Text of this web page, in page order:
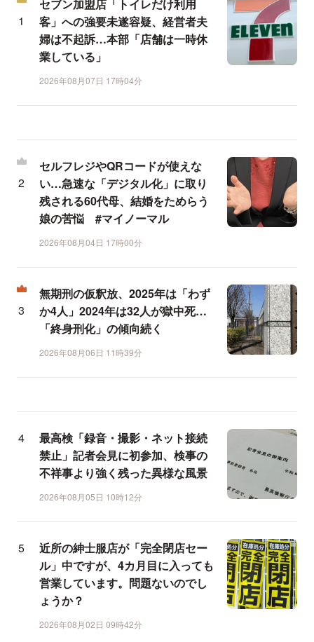
セブン加盟店「トイレだけ利用
客」への強要未遂容疑、経営者夫
婦は不起訴…本部「店舗は一時休
業している」
2026年08月07日 17時04分
セルフレジやQRコードが使えな
い…急速な「デジタル化」に取り
残される60代母、結婚をためらう
娘の苦悩 #マイノーマル
2026年08月04日 17時00分
無期刑の仮釈放、2025年は「わず
か4人」2024年は32人が獄中死…
「終身刑化」の傾向続く
2026年08月06日 11時39分
最高検「録音・撮影・ネット接続
禁止」記者会見に初参加、検事の
不祥事より強く残った異様な風景
2026年08月05日 10時12分
近所の紳士服店が「完全閉店セー
ル」中ですが、4カ月目に入っても
営業しています。問題ないのでし
ょうか？
2026年08月02日 09時42分